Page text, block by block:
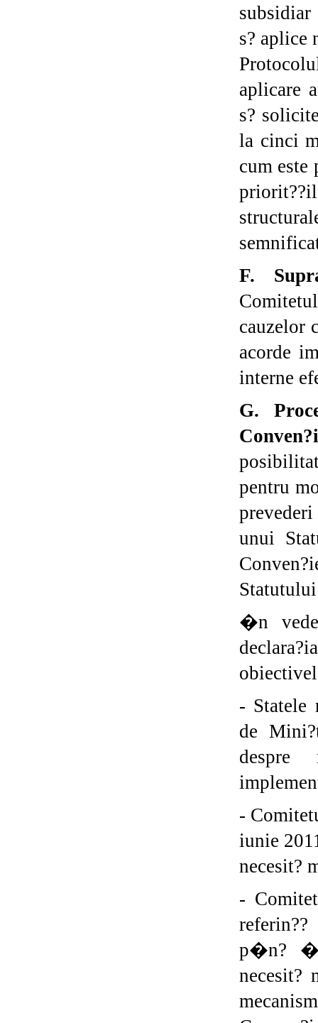
s? aplice
aplicare
s?
la cinci
cum este
F.
cauzelor
acorde
interne
G.
pentru
unui
�n
- Statele
de
despre
-
iunie
necesit?
-
p�n?
necesit?